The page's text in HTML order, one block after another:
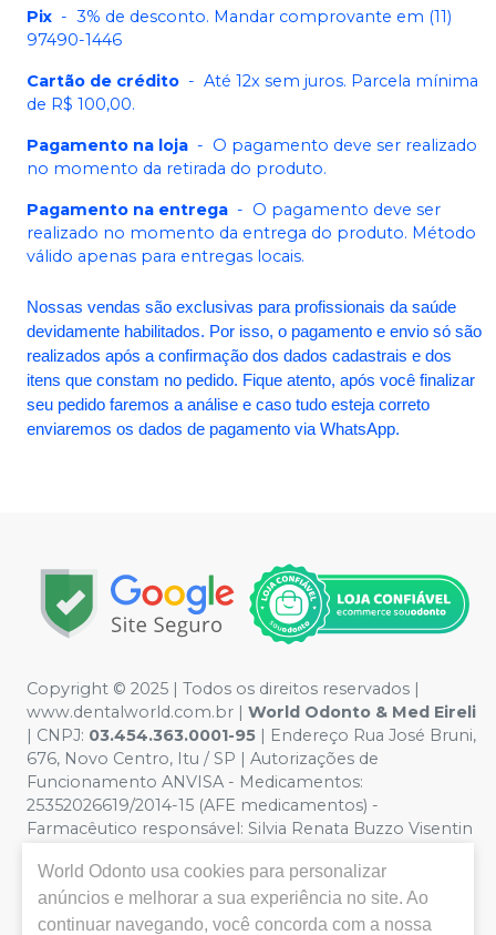
Pix - 3% de desconto. Mandar comprovante em (11)
97490-1446
Cartão de crédito - Até 12x sem juros. Parcela mínima
de R$ 100,00.
Pagamento na loja - O pagamento deve ser realizado
no momento da retirada do produto.
Pagamento na entrega - O pagamento deve ser
realizado no momento da entrega do produto. Método
válido apenas para entregas locais.
Nossas vendas são exclusivas para profissionais da saúde
devidamente habilitados. Por isso, o pagamento e envio só são
realizados após a confirmação dos dados cadastrais e dos
itens que constam no pedido. Fique atento, após você finalizar
seu pedido faremos a análise e caso tudo esteja correto
enviaremos os dados de pagamento via WhatsApp.
Copyright © 2025 | Todos os direitos reservados |
www.dentalworld.com.br | World Odonto & Med Eireli
| CNPJ: 03.454.363.0001-95 | Endereço Rua José Bruni,
676, Novo Centro, Itu / SP | Autorizações de
Funcionamento ANVISA - Medicamentos:
25352026619/2014-15 (AFE medicamentos) -
Farmacêutico responsável: Silvia Renata Buzzo Visentin
Segurança - Fotos meramente ilustrativas - Os preços e
condições da loja virtual estão sujeitos a alterações. Em
caso de divergência de preços no site, o valor válido é o
World Odonto usa cookies para personalizar
anúncios e melhorar a sua experiência no site. Ao
continuar navegando, você concorda com a nossa